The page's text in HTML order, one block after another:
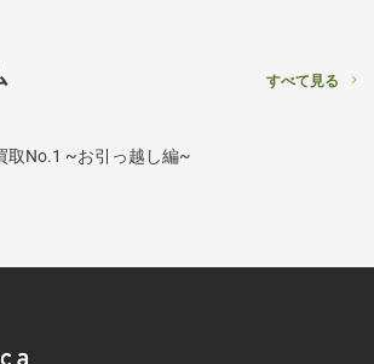
すべて見る
取No.1 ~お引っ越し編~